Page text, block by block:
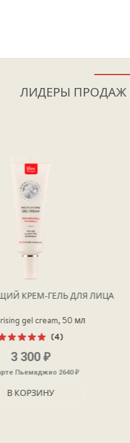
ЛИДЕРЫ ПРОДАЖ
КОНТУРА ГЛАЗ
contour cream, 15 мл
5.00из 5
(2)
3 300 ₽
Пьемаджио 2640₽
В КОРЗИНУ